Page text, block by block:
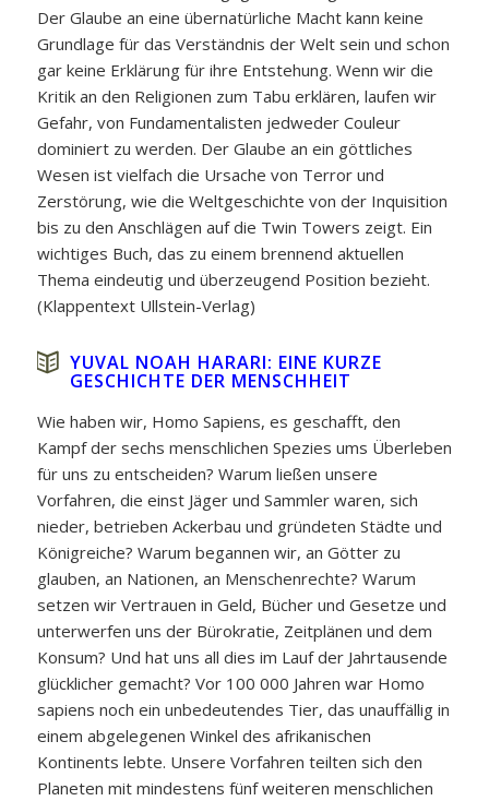
Der Glaube an eine übernatürliche Macht kann keine
Grundlage für das Verständnis der Welt sein und schon
gar keine Erklärung für ihre Entstehung. Wenn wir die
Kritik an den Religionen zum Tabu erklären, laufen wir
Gefahr, von Fundamentalisten jedweder Couleur
dominiert zu werden. Der Glaube an ein göttliches
Wesen ist vielfach die Ursache von Terror und
Zerstörung, wie die Weltgeschichte von der Inquisition
bis zu den Anschlägen auf die Twin Towers zeigt. Ein
wichtiges Buch, das zu einem brennend aktuellen
Thema eindeutig und überzeugend Position bezieht.
(Klappentext Ullstein-Verlag)
YUVAL NOAH HARARI: EINE KURZE
GESCHICHTE DER MENSCHHEIT
Wie haben wir, Homo Sapiens, es geschafft, den
Kampf der sechs menschlichen Spezies ums Überleben
für uns zu entscheiden? Warum ließen unsere
Vorfahren, die einst Jäger und Sammler waren, sich
nieder, betrieben Ackerbau und gründeten Städte und
Königreiche? Warum begannen wir, an Götter zu
glauben, an Nationen, an Menschenrechte? Warum
setzen wir Vertrauen in Geld, Bücher und Gesetze und
unterwerfen uns der Bürokratie, Zeitplänen und dem
Konsum? Und hat uns all dies im Lauf der Jahrtausende
glücklicher gemacht? Vor 100 000 Jahren war Homo
sapiens noch ein unbedeutendes Tier, das unauffällig in
einem abgelegenen Winkel des afrikanischen
Kontinents lebte. Unsere Vorfahren teilten sich den
Planeten mit mindestens fünf weiteren menschlichen